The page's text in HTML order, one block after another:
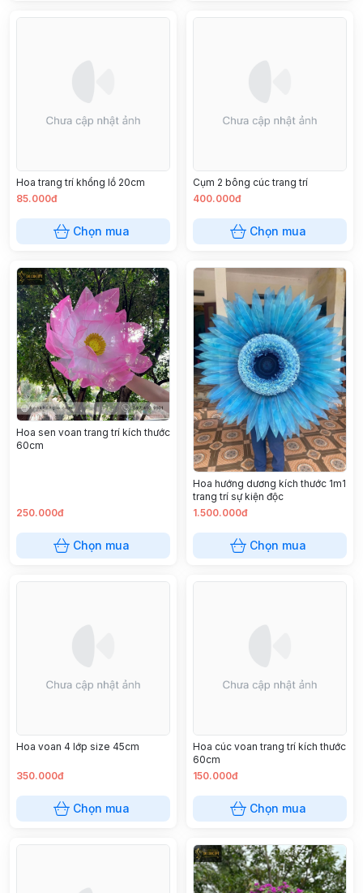
Hoa trang trí khổng lồ 20cm
85.000đ
Chọn mua
Cụm 2 bông cúc trang trí
400.000đ
Chọn mua
Hoa sen voan trang trí kích thước
60cm
250.000đ
Chọn mua
Hoa hướng dương kích thước 1m1
trang trí sự kiện độc
1.500.000đ
Chọn mua
Hoa voan 4 lớp size 45cm
350.000đ
Chọn mua
Hoa cúc voan trang trí kích thước
60cm
150.000đ
Chọn mua